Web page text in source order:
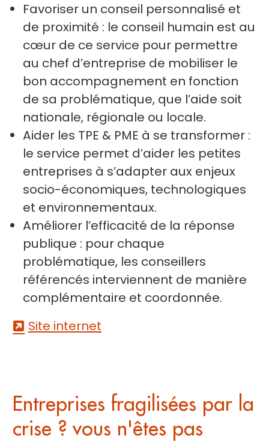
Favoriser un conseil personnalisé et
de proximité : le conseil humain est au
cœur de ce service pour permettre
au chef d’entreprise de mobiliser le
bon accompagnement en fonction
de sa problématique, que l’aide soit
nationale, régionale ou locale.
Aider les TPE & PME à se transformer :
le service permet d’aider les petites
entreprises à s’adapter aux enjeux
socio-économiques, technologiques
et environnementaux.
Améliorer l’efficacité de la réponse
publique : pour chaque
problématique, les conseillers
référencés interviennent de manière
complémentaire et coordonnée.
Site internet
Entreprises fragilisées par la
crise ? vous n'êtes pas